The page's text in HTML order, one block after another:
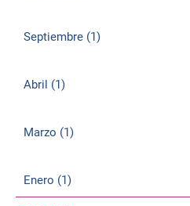
Septiembre (1)
Abril (1)
Marzo (1)
Enero (1)